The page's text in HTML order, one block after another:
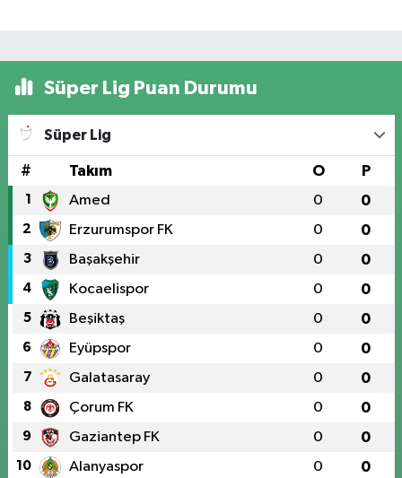
Süper Lig Puan Durumu
Süper Lig
# Takım O P
1 Amed 0 0
2 Erzurumspor FK 0 0
3 Başakşehir 0 0
4 Kocaelispor 0 0
5 Beşiktaş 0 0
6 Eyüpspor 0 0
7 Galatasaray 0 0
8 Çorum FK 0 0
9 Gaziantep FK 0 0
10 Alanyaspor 0 0